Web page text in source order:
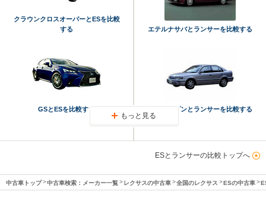
クラウンクロスオーバーとESを比較
する
GSとESを比較する
エテルナサバとランサーを比較する
コルサセダンとランサーを比較する
もっと見る
ESとランサーの比較トップへ
中古車トップ 中古車検索：メーカー一覧 レクサスの中古車 全国のレクサス ESの中古車